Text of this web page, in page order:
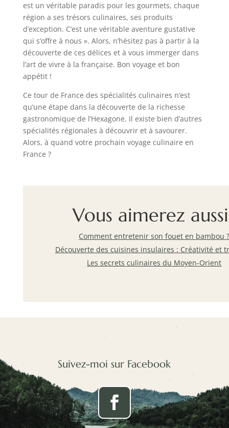
est un véritable paradis pour les gourmets, chaque
région a ses trésors culinaires, ses produits
d’exception. C’est une véritable aventure gustative
qui s’offre à nous ». Alors, n’hésitez pas à partir à la
découverte de ces délices et à vous immerger dans
l’art de vivre à la française. Bon voyage et bon
appétit !
Ce tour de France des spécialités culinaires n’est
qu’une étape dans la découverte de la richesse
gastronomique de l’Hexagone. Il existe bien d’autres
spécialités régionales à découvrir et à savourer.
Alors, à quand votre prochain voyage culinaire en
France ?
Vous aimerez aussi
Comment entretenir son fouet en bambou
Découverte des cuisines insulaires : Créativité et
Les secrets culinaires du Moyen-Orient
Suivez-moi sur Facebook